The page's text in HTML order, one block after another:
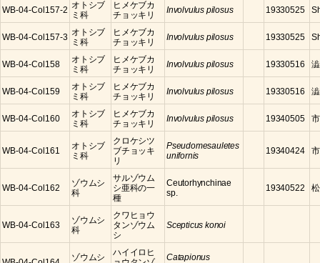
WB-04-Col157-2
オトシブ
ミ科
ヒメケブカ
チョッキリ
Involvulus pilosus 19330525
WB-04-Col157-3
オトシブ
ミ科
ヒメケブカ
チョッキリ
Involvulus pilosus 19330525
WB-04-Col158
オトシブ
ミ科
ヒメケブカ
チョッキリ
Involvulus pilosus 19330516
WB-04-Col159
オトシブ
ミ科
ヒメケブカ
チョッキリ
Involvulus pilosus 19330516
WB-04-Col160
オトシブ
ミ科
ヒメケブカ
チョッキリ
Involvulus pilosus 19340505
WB-04-Col161
オトシブ
ミ科
クロケシツ
ブチョッキ
リ
Pseudomesauletes
unifornis
19340424
WB-04-Col162
ゾウムシ
科
サルゾウム
シ亜科の一
種
Ceutorhynchinae
sp.
19340522
WB-04-Col163
ゾウムシ
科
クワヒョウ
タンゾウム
シ
Scepticus konoi
ゾウムシ
ハイイロヒ
Catapionus